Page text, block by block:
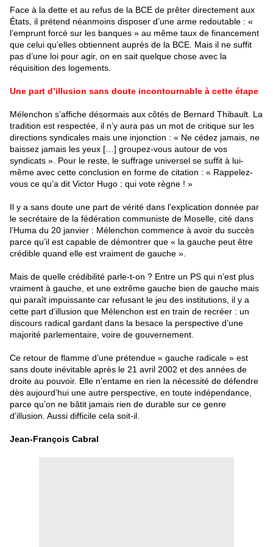
Face à la dette et au refus de la BCE de prêter directement aux
États, il prétend néanmoins disposer d’une arme redoutable : «
l’emprunt forcé sur les banques » au même taux de financement
que celui qu’elles obtiennent auprès de la BCE. Mais il ne suffit
pas d’une loi pour agir, on en sait quelque chose avec la
réquisition des logements.
Une part d’illusion sans doute incontournable à cette étape
Mélenchon s’affiche désormais aux côtés de Bernard Thibault. La
tradition est respectée, il n’y aura pas un mot de critique sur les
directions syndicales mais une injonction : « Ne cédez jamais, ne
baissez jamais les yeux […] groupez-vous autour de vos
syndicats ». Pour le reste, le suffrage universel se suffit à lui-
même avec cette conclusion en forme de citation : « Rappelez-
vous ce qu’a dit Victor Hugo : qui vote règne ! »
Il y a sans doute une part de vérité dans l’explication donnée par
le secrétaire de la fédération communiste de Moselle, cité dans
l’Huma du 20 janvier : Mélenchon commence à avoir du succès
parce qu’il est capable de démontrer que « la gauche peut être
crédible quand elle est vraiment de gauche ».
Mais de quelle crédibilité parle-t-on ? Entre un PS qui n’est plus
vraiment à gauche, et une extrême gauche bien de gauche mais
qui paraît impuissante car refusant le jeu des institutions, il y a
cette part d’illusion que Mélenchon est en train de recréer : un
discours radical gardant dans la besace la perspective d’une
majorité parlementaire, voire de gouvernement.
Ce retour de flamme d’une prétendue « gauche radicale » est
sans doute inévitable après le 21 avril 2002 et des années de
droite au pouvoir. Elle n’entame en rien la nécessité de défendre
dès aujourd’hui une autre perspective, en toute indépendance,
parce qu’on ne bâtit jamais rien de durable sur ce genre
d’illusion. Aussi difficile cela soit-il.
Jean-François Cabral